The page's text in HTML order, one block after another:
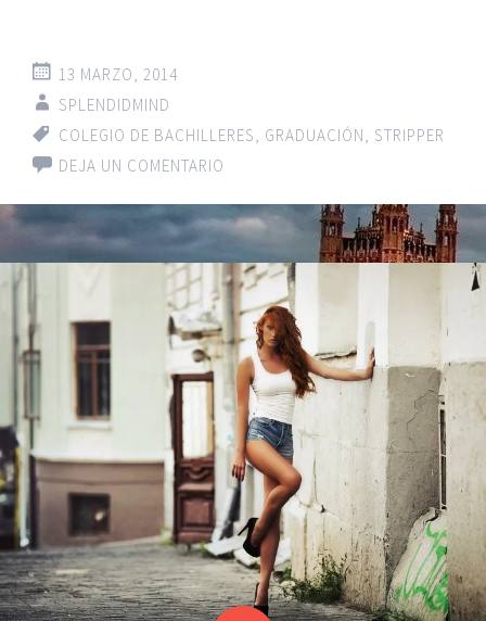
13 MARZO, 2014
SPLENDIDMIND
COLEGIO DE BACHILLERES, GRADUACIÓN, STRIPPER
DEJA UN COMENTARIO